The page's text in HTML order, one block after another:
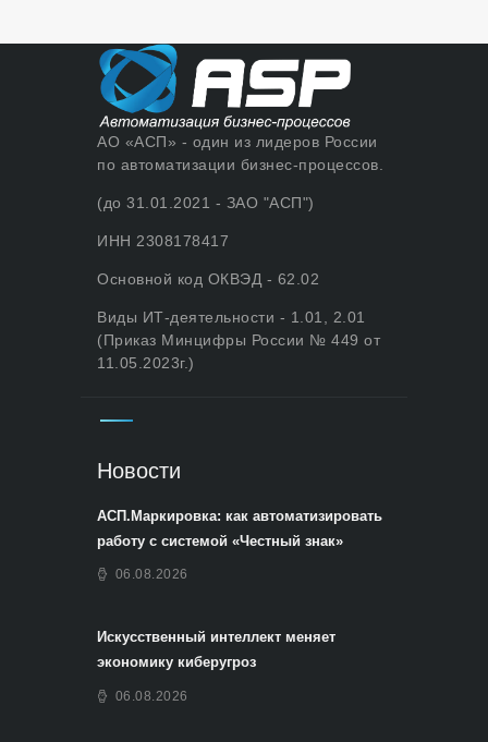
АО «АСП» - один из лидеров России
по автоматизации бизнес-процессов.
(до 31.01.2021 - ЗАО "АСП")
ИНН 2308178417
Основной код ОКВЭД - 62.02
Виды ИТ-деятельности - 1.01, 2.01
(Приказ Минцифры России № 449 от
11.05.2023г.)
Новости
АСП.Маркировка: как автоматизировать
работу с системой «Честный знак»
06.08.2026
Искусственный интеллект меняет
экономику киберугроз
06.08.2026